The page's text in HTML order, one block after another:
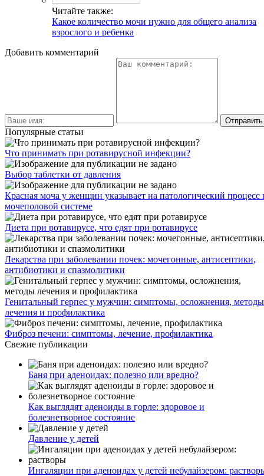
Читайте также:
Какое количество мочи нужно для общего анализа
взрослого и ребенка
Добавить комментарий
Популярные статьи
Что принимать при ротавирусной инфекции?
Выбор таблетки от давления
Красная моча у женщин указывает на патологический процесс
мочеполовой системе
Диета при ротавирусе, что едят при ротавирусе
Лекарства при заболевании почек: мочегонные, антисептики,
антибиотики и спазмолитики
Генитальный герпес у мужчин: симптомы, осложнения, методы
лечения и профилактика
Фиброз печени: симптомы, лечение, профилактика
Свежие публикации
Баня при аденоидах: полезно или вредно?
Как выглядят аденоиды в горле: здоровое и
болезнетворное состояние
Давление у детей
Ингаляции при аденоидах у детей небулайзером: